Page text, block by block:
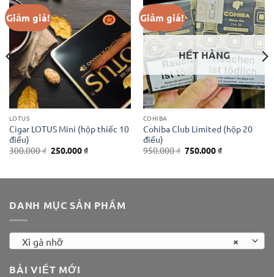
Giảm giá!
LOTUS
Cigar LOTUS Mini (hộp thiếc 10
điếu)
300.000₫ Giá
250.000₫Giá
250.000 ₫.
Giảm giá!
HẾT HÀNG
COHIBA
Cohiba Club Limited (hộp 20
điếu)
950.000₫ Giá
750.000₫Giá
750.000 ₫.
DANH MỤC SẢN PHẨM
×
Xì gà nhỡ
BÀI VIẾT MỚI